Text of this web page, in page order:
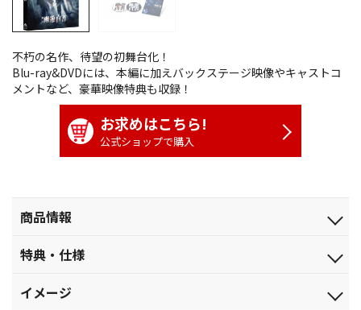
不朽の名作、待望の初舞台化！
Blu-ray&DVDには、本編に加えバックステージ映像やキャストコ
メントなど、豪華映像特典も収録！
お求めはこちら!
公式ショップで購入
商品情報
2020.2.27
ジャンル
舞台
特典・仕様
■特典ディスク
イメージ